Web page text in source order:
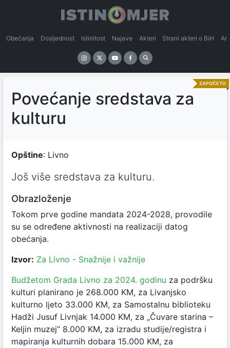
Obećanja Dosljednost Istinitost Najave Akteri Strani akteri o BiH
ZAPOČETO
Povećanje sredstava za
kulturu
Opštine: Livno
Još više sredstava za kulturu.
Obrazloženje
Tokom prve godine mandata 2024-2028, provodile
su se određene aktivnosti na realizaciji datog
obećanja.
Izvor: Za Livno - Snažnije i važnije
Budžetom Grada Livno za 2024. godinu za podršku
kulturi planirano je 268.000 KM, za Livanjsko
kulturno ljeto 33.000 KM, za Samostalnu biblioteku
Hadži Jusuf Livnjak 14.000 KM, za „Čuvare starina –
Keljin muzej“ 8.000 KM, za izradu studije/registra i
mapiranja kulturnih dobara 15.000 KM, za